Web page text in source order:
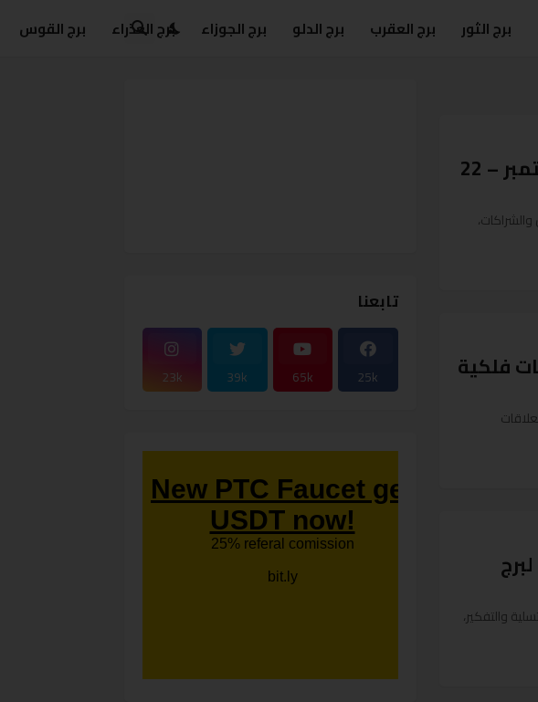
برج الثور برج العقرب برج الدلو برج الجوزاء برج العذراء برج القوس
آخر تحديثات برج الميزان (23 سبتمبر – 22
فلكية
والتفكير،
تابعنا
25k
65k
39k
23k